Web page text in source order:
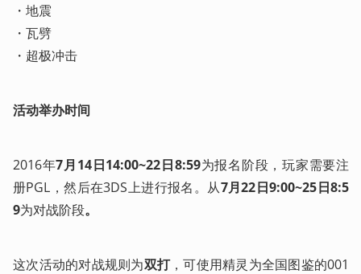
・地震
・瓦劈
・超极冲击
活动举办时间
2016年7月14日14:00~22日8:59为报名阶段，玩家需要注
册PGL，然后在3DS上进行报名。从7月22日9:00~25日8:5
9为对战阶段。
这次活动的对战规则为双打，可使用精灵为全国图鉴的001